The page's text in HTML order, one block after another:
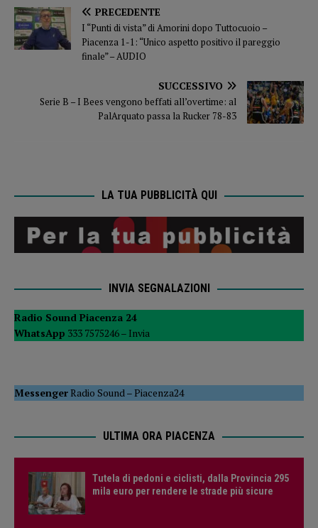
PRECEDENTE
I “Punti di vista” di Amorini dopo Tuttocuoio –
Piacenza 1-1: “Unico aspetto positivo il pareggio
finale” – AUDIO
SUCCESSIVO
Serie B – I Bees vengono beffati all’overtime: al
PalArquato passa la Rucker 78-83
LA TUA PUBBLICITÀ QUI
INVIA SEGNALAZIONI
Radio Sound Piacenza 24
WhatsApp 333 7575246 – Invia
MessengerRadio Sound –Piacenza24
ULTIMA ORA PIACENZA
Tutela di pedoni e ciclisti, dalla Provincia 295
mila euro per rendere le strade più sicure